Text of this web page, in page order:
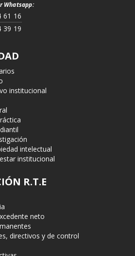
Whatsapp:
61 16
39 19
institucional
intelectual
institucional
R.T.E
neto
directivos y de control